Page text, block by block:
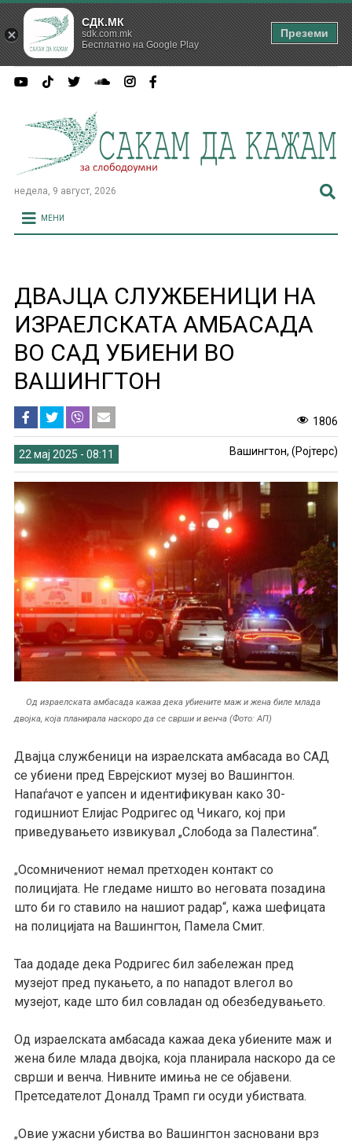
недела, 9 август, 2026
МЕНИ
ДВАЈЦА СЛУЖБЕНИЦИ НА
ИЗРАЕЛСКАТА АМБАСАДА
ВО САД УБИЕНИ ВО
ВАШИНГТОН
1806
22 мај 2025 - 08:11 Вашингтон, (Ројтерс)
Од израелската амбасада кажаа дека убиените маж и жена биле млада
двојка, која планирала наскоро да се сврши и венча (Фото: АП)
Двајца службеници на израелската амбасада во САД
се убиени пред Еврејскиот музеј во Вашингтон.
Напаѓачот е уапсен и идентификуван како 30-
годишниот Елијас Родригес од Чикаго, кој при
приведувањето извикувал „Слобода за Палестина“.
„Осомничениот немал претходен контакт со
полицијата. Не гледаме ништо во неговата позадина
што би го ставило на нашиот радар“, кажа шефицата
на полицијата на Вашингтон, Памела Смит.
Таа додаде дека Родригес бил забележан пред
музејот пред пукањето, а по нападот влегол во
музејот, каде што бил совладан од обезбедувањето.
Од израелската амбасада кажаа дека убиените маж и
жена биле млада двојка, која планирала наскоро да се
сврши и венча. Нивните имиња не се објавени.
Претседателот Доналд Трамп ги осуди убиствата.
„Овие ужасни убиства во Вашингтон засновани врз
СДК.МК
sdk.com.mk
Бесплатно на Google Play
Преземи